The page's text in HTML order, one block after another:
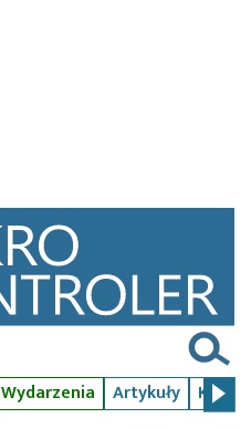
Wydarzenia Artykuły Kursy